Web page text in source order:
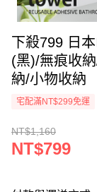
下殺799 日
(黑)/無痕收
納/小物收納
宅配滿NT$299免運
NT$1,160
NT$799